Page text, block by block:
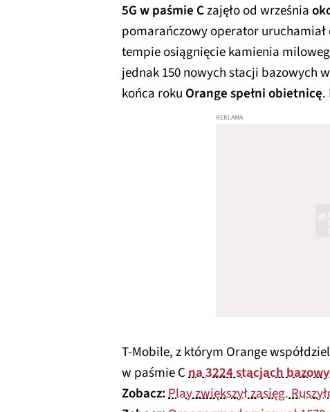
5G w paśmie Czajęło od września
pomarańczowy operator uruchamiał
tempie osiągnięcie kamienia
jednak 150 nowych stacji bazowych
końca roku Orange spełni obietnicę.
T-Mobile, z którym Orange
w paśmie Cna 3224 stacjach
Zobacz:Play zwiększył zasięg.